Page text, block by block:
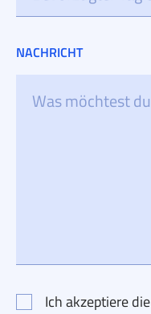
NACHRICHT
Ich akzeptiere die